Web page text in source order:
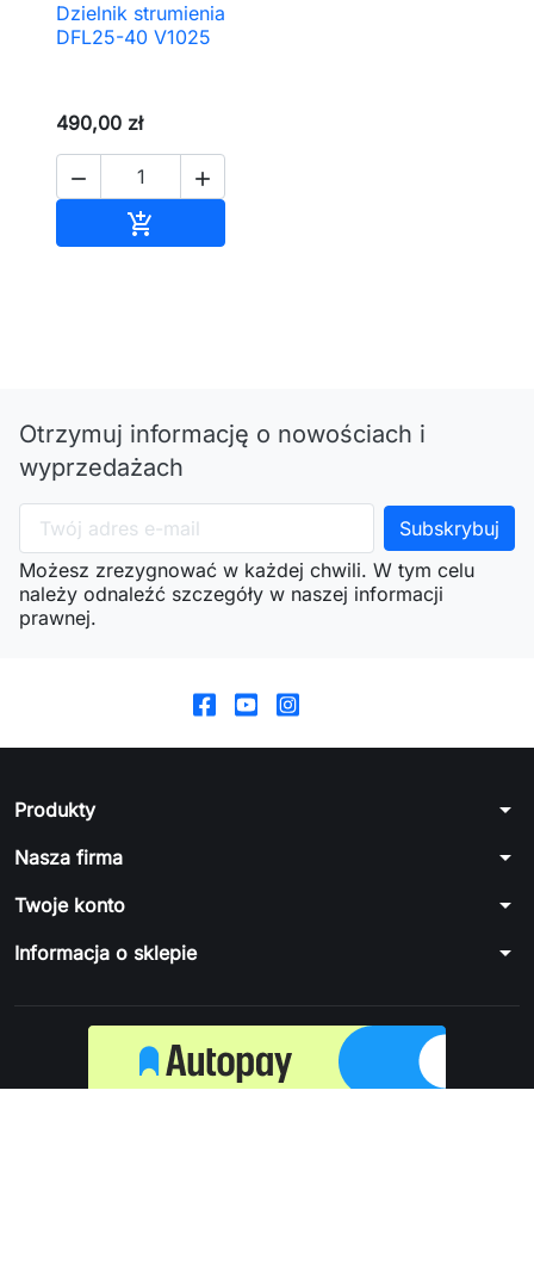
Dzielnik strumienia
DFL25-40 V1025
490,00 zł
 

Otrzymuj informację o nowościach i
wyprzedażach
Możesz zrezygnować w każdej chwili. W tym celu
należy odnaleźć szczegóły w naszej informacji
prawnej.
Produkty arrow_drop_down
Nasza firma arrow_drop_down
Twoje konto arrow_drop_down
Informacja o sklepie arrow_drop_down